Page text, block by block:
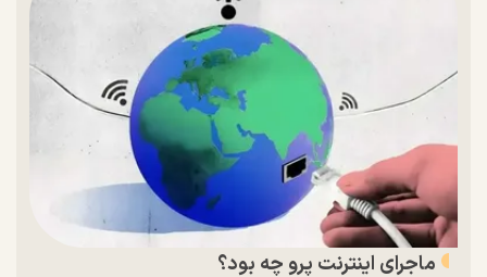
ماجرای اینترنت پرو چه بود؟